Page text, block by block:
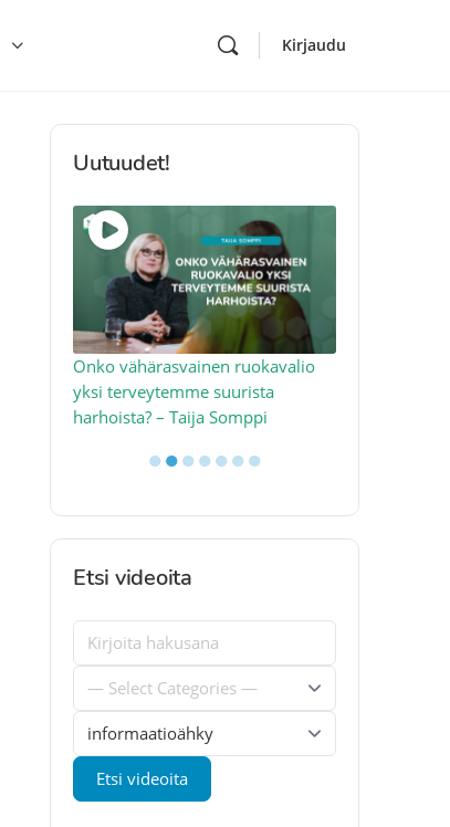
Kirjaudu
Uutuudet!
Onko vähärasvainen ruokavalio
yksi terveytemme suurista
harhoista? – Taija Somppi
●●●●●●●
Etsi videoita